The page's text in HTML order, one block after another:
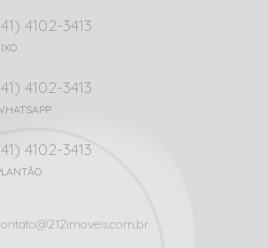
4102-3413
4102-3413
4102-3413